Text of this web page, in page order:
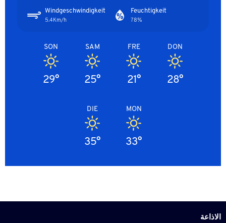
Feuchtigkeit
78%
Windgeschwindigkeit
5.4Km/h
DON
28°
FRE
21°
SAM
25°
SON
29°
MON
33°
DIE
35°
الاذاعة